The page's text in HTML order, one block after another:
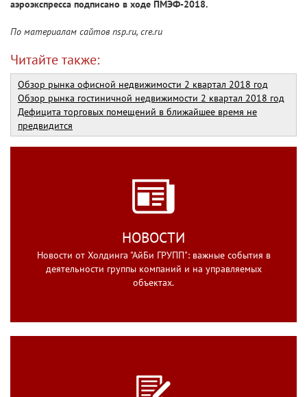
аэроэкспресса подписано в ходе ПМЭФ-2018.
По материалам сайтов nsp.ru, cre.ru
Читайте также:
Обзор рынка офисной недвижимости 2 квартал 2018 год
Обзор рынка гостиничной недвижимости 2 квартал 2018 год
Дефицита торговых помещений в ближайшее время не
предвидится
НОВОСТИ
Новости от Холдинга "АйБи ГРУПП": важные события в
деятельности группы компаний и на управляемых
объектах.